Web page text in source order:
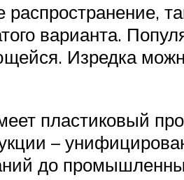
варианта.
Изредка
пластиковый
–
до